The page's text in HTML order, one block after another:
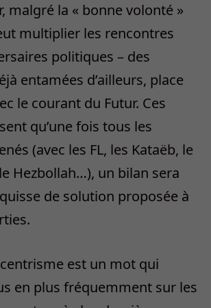
malgré la « bonne volonté »
multiplier les rencontres
politiques – des
entamées d’ailleurs, place
le courant du Futur. Ces
qu’une fois tous les
(avec les FL, les Kataëb, le
Hezbollah…), un bilan sera
de solution proposée à
est un mot qui
en plus fréquemment sur les